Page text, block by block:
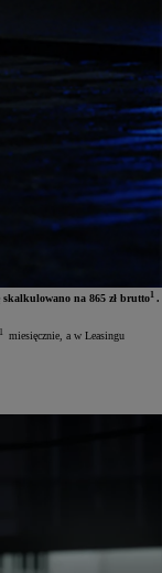
na 865 zł brutto .
1 miesięcznie, a w Leasingu